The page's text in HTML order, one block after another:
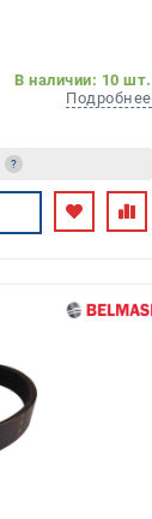
В наличии: 10 шт.
Подробнее
?